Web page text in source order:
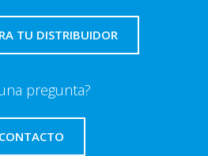
TU DISTRIBUIDOR
pregunta?
CONTACTO